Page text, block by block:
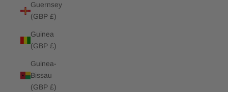
Guernsey
(GBP £)
Guinea
(GBP £)
Guinea-
Bissau
(GBP £)